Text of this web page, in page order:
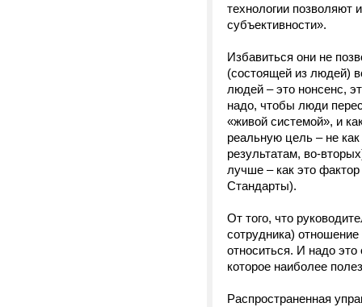
технологии позволяют
субъективности».
Избавиться они не
(состоящей из людей)
людей – это нонсенс,
надо, чтобы люди
«живой системой», и
реальную цель – не
результатам, во-
лучше – как это
Стандарты).
От того, что
сотрудника)
относиться. И надо
которое наиболее
Распространенная